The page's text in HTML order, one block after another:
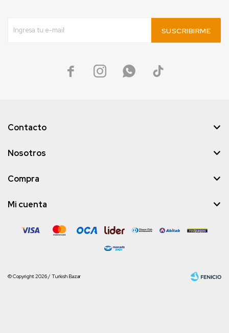
SUSCRIBIRME
   
Contacto
Nosotros
Compra
Mi cuenta
© Copyright 2026 / Turkish Bazar